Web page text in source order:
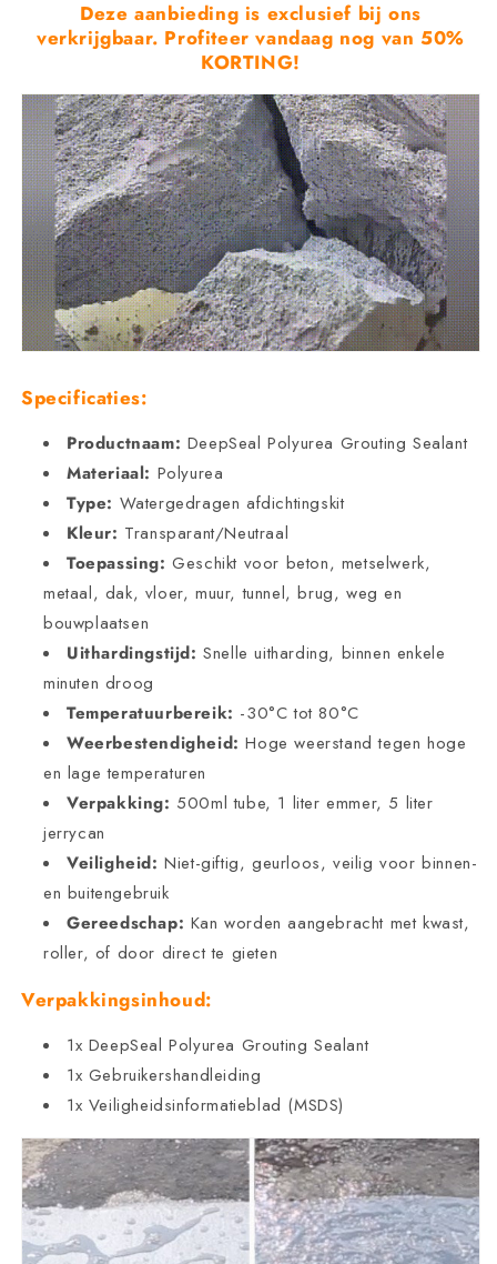
Deze aanbieding is exclusief bij ons
verkrijgbaar. Profiteer vandaag nog van 50%
KORTING!
Specificaties:
Productnaam: DeepSeal Polyurea Grouting Sealant
Materiaal: Polyurea
Type: Watergedragen afdichtingskit
Kleur: Transparant/Neutraal
Toepassing: Geschikt voor beton, metselwerk,
metaal, dak, vloer, muur, tunnel, brug, weg en
bouwplaatsen
Uithardingstijd: Snelle uitharding, binnen enkele
minuten droog
Temperatuurbereik: -30°C tot 80°C
Weerbestendigheid: Hoge weerstand tegen hoge
en lage temperaturen
Verpakking: 500ml tube, 1 liter emmer, 5 liter
jerrycan
Veiligheid: Niet-giftig, geurloos, veilig voor binnen-
en buitengebruik
Gereedschap: Kan worden aangebracht met kwast,
roller, of door direct te gieten
Verpakkingsinhoud:
1x DeepSeal Polyurea Grouting Sealant
1x Gebruikershandleiding
1x Veiligheidsinformatieblad (MSDS)